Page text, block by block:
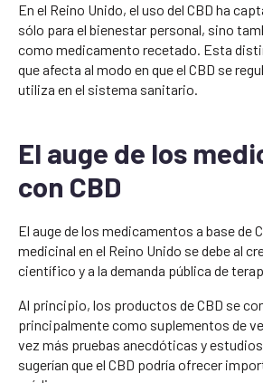
En el Reino Unido, el uso del CBD ha
sólo para el bienestar personal, sino
como medicamento recetado. Esta
que afecta al modo en que el CBD se
utiliza en el sistema sanitario.
El auge de los
con CBD
El auge de los medicamentos a base de
medicinal en el Reino Unido se debe al
científico y a la demanda pública de
Al principio, los productos de CBD se
principalmente como suplementos de
vez más pruebas anecdóticas y
sugerían que el CBD podría ofrecer